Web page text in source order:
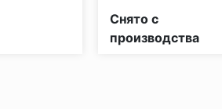
Снято с
производства